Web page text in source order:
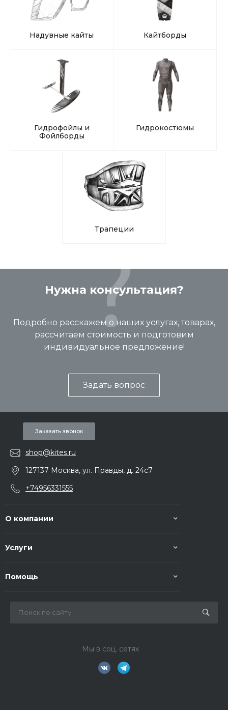
Надувные кайты Кайтборды
Гидрофойлы и
Фойлборды
Гидрокостюмы
Трапеции
Нужна консультация?
Подробно расскажем о наших услугах, товарах,
рассчитаем стоимость и подготовим
индивидуальное предложение!
Задать вопрос
Заказать звонок
shop@kites.ru
127137 Москва, ул. Правды, д. 24с7
+74956331555
О компании
Услуги
Помощь
Мы в соц. сетях